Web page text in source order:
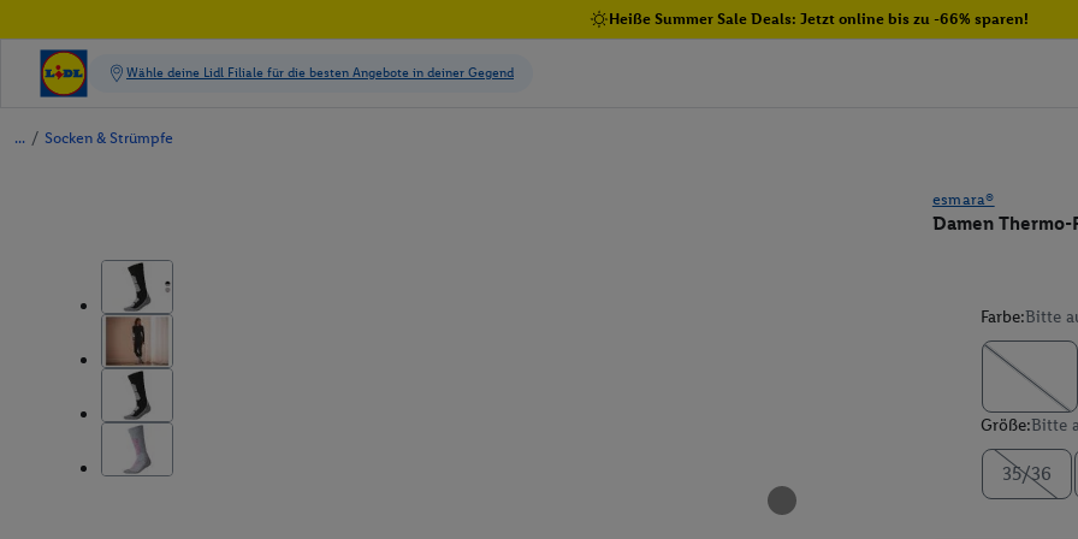
Heiße Summer Sale Deals: Jetzt online bis zu -66% sparen!
/ Socken & Strümpfe
esmara®
Damen
Farbe:Bitte
Größe:Bitte
35/36